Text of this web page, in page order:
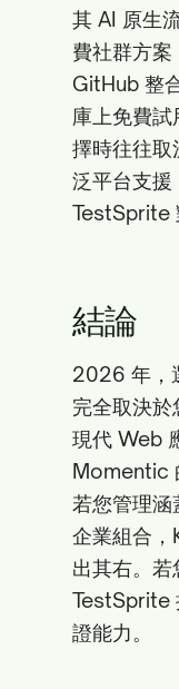
其 AI 原生
費社群方
GitHub 整
庫上免費試
擇時往往
泛平台支
TestSprite
結論
2026 年，
完全取決
現代 Web
Momentic
若您管理
企業組合
出其右。若
TestSprite
證能力。